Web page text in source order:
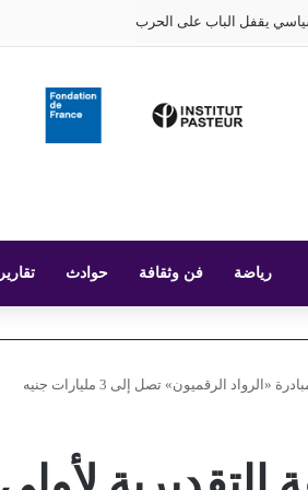
يقفل الباب على الحرب
رياضة فن وثقافة حوادث تقارير
الرقميون» تصل إلى 3 مليارات جنيه